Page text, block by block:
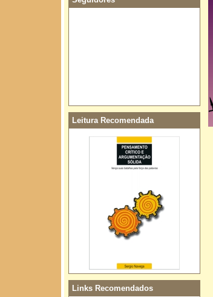
Leitura Recomendada
Links Recomendados